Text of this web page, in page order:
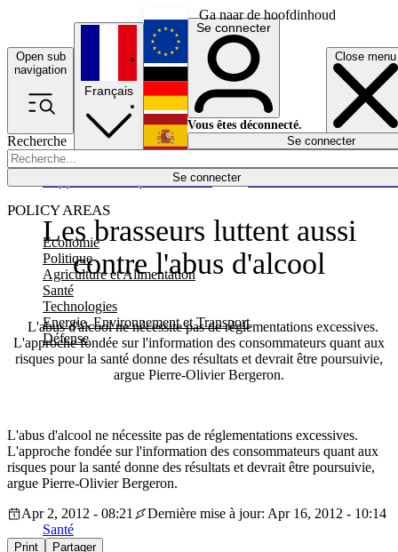
Ga naar de hoofdinhoud
Open sub
navigation
Close menu
Recherche
Se connecter
POLICY AREAS
Economie
Politique
Agriculture et Alimentation
Santé
Technologies
Energie, Environnement et Transport
Défense
Économie
Français
English
Deutsch
Español
Se connecter
Vous êtes déconnecté.
Se connecter
Les brasseurs luttent aussi
contre l'abus d'alcool
L'abus d'alcool ne nécessite pas de réglementations excessives.
L'approche fondée sur l'information des consommateurs quant aux
risques pour la santé donne des résultats et devrait être poursuivie,
argue Pierre-Olivier Bergeron.
L'abus d'alcool ne nécessite pas de réglementations excessives.
L'approche fondée sur l'information des consommateurs quant aux
risques pour la santé donne des résultats et devrait être poursuivie,
argue Pierre-Olivier Bergeron.
Apr 2, 2012 - 08:21
Dernière mise à jour: Apr 16, 2012 - 10:14
Santé
Print Partager